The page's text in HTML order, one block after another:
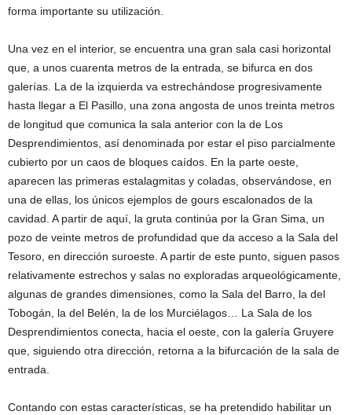
forma importante su utilización.
Una vez en el interior, se encuentra una gran sala casi horizontal
que, a unos cuarenta metros de la entrada, se bifurca en dos
galerías. La de la izquierda va estrechándose progresivamente
hasta llegar a El Pasillo, una zona angosta de unos treinta metros
de longitud que comunica la sala anterior con la de Los
Desprendimientos, así denominada por estar el piso parcialmente
cubierto por un caos de bloques caídos. En la parte oeste,
aparecen las primeras estalagmitas y coladas, observándose, en
una de ellas, los únicos ejemplos de gours escalonados de la
cavidad. A partir de aquí, la gruta continúa por la Gran Sima, un
pozo de veinte metros de profundidad que da acceso a la Sala del
Tesoro, en dirección suroeste. A partir de este punto, siguen pasos
relativamente estrechos y salas no exploradas arqueológicamente,
algunas de grandes dimensiones, como la Sala del Barro, la del
Tobogán, la del Belén, la de los Murciélagos… La Sala de los
Desprendimientos conecta, hacia el oeste, con la galería Gruyere
que, siguiendo otra dirección, retorna a la bifurcación de la sala de
entrada.
Contando con estas características, se ha pretendido habilitar un